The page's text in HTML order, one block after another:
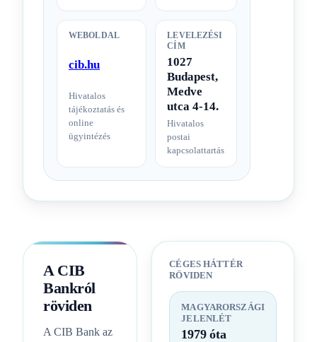
WEBOLDAL
cib.hu
Hivatalos
tájékoztatás és
online
ügyintézés
LEVELEZÉSI
CÍM
1027
Budapest,
Medve
utca 4-14.
Hivatalos
postai
kapcsolattartás
A CIB
Bankról
röviden
A CIB Bank az
CÉGES HÁTTÉR
RÖVIDEN
MAGYARORSZÁGI
JELENLÉT
1979 óta